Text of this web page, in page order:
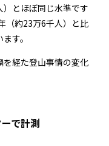
とほぼ同じ水準です
（約23万6千人）と比
す。
経た登山事情の変化
で計測